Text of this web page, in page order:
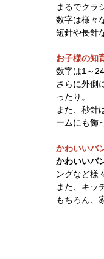
まるでクラ
数字は様々
短針や長針
お子様の知
数字は1～
さらに外側
ったり。
また、秒針
ームにも飾
かわいいバ
かわいいバ
ングなど様
また、キッ
もちろん、